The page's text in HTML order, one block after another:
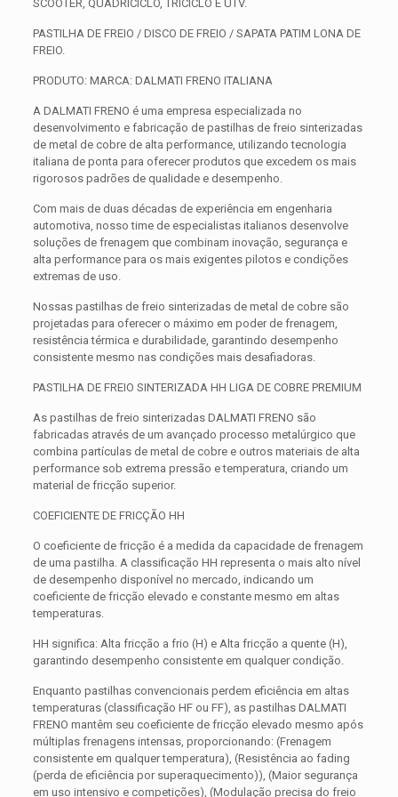
SCOOTER, QUADRICICLO, TRICICLO E UTV.
PASTILHA DE FREIO / DISCO DE FREIO / SAPATA PATIM LONA DE
FREIO.
PRODUTO: MARCA: DALMATI FRENO ITALIANA
A DALMATI FRENO é uma empresa especializada no
desenvolvimento e fabricação de pastilhas de freio sinterizadas
de metal de cobre de alta performance, utilizando tecnologia
italiana de ponta para oferecer produtos que excedem os mais
rigorosos padrões de qualidade e desempenho.
Com mais de duas décadas de experiência em engenharia
automotiva, nosso time de especialistas italianos desenvolve
soluções de frenagem que combinam inovação, segurança e
alta performance para os mais exigentes pilotos e condições
extremas de uso.
Nossas pastilhas de freio sinterizadas de metal de cobre são
projetadas para oferecer o máximo em poder de frenagem,
resistência térmica e durabilidade, garantindo desempenho
consistente mesmo nas condições mais desafiadoras.
PASTILHA DE FREIO SINTERIZADA HH LIGA DE COBRE PREMIUM
As pastilhas de freio sinterizadas DALMATI FRENO são
fabricadas através de um avançado processo metalúrgico que
combina partículas de metal de cobre e outros materiais de alta
performance sob extrema pressão e temperatura, criando um
material de fricção superior.
COEFICIENTE DE FRICÇÃO HH
O coeficiente de fricção é a medida da capacidade de frenagem
de uma pastilha. A classificação HH representa o mais alto nível
de desempenho disponível no mercado, indicando um
coeficiente de fricção elevado e constante mesmo em altas
temperaturas.
HH significa: Alta fricção a frio (H) e Alta fricção a quente (H),
garantindo desempenho consistente em qualquer condição.
Enquanto pastilhas convencionais perdem eficiência em altas
temperaturas (classificação HF ou FF), as pastilhas DALMATI
FRENO mantêm seu coeficiente de fricção elevado mesmo após
múltiplas frenagens intensas, proporcionando: (Frenagem
consistente em qualquer temperatura), (Resistência ao fading
(perda de eficiência por superaquecimento)), (Maior segurança
em uso intensivo e competições), (Modulação precisa do freio